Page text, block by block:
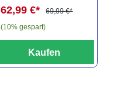
62,99 €*
69,99 €*
(10% gespart)
Kaufen